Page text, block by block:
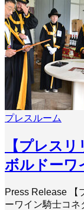
プレスルーム
【プレス
ボルドーワ
Press Release 【
ーワイン騎士コネ